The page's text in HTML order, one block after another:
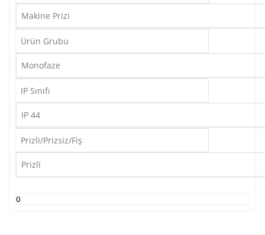
Makine Prizi
Ürün Grubu
Monofaze
IP Sınıfı
IP 44
Prizli/Prizsiz/Fiş
Prizli
0